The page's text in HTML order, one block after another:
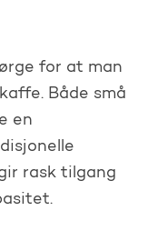
for at man
Både små
en
rask tilgang